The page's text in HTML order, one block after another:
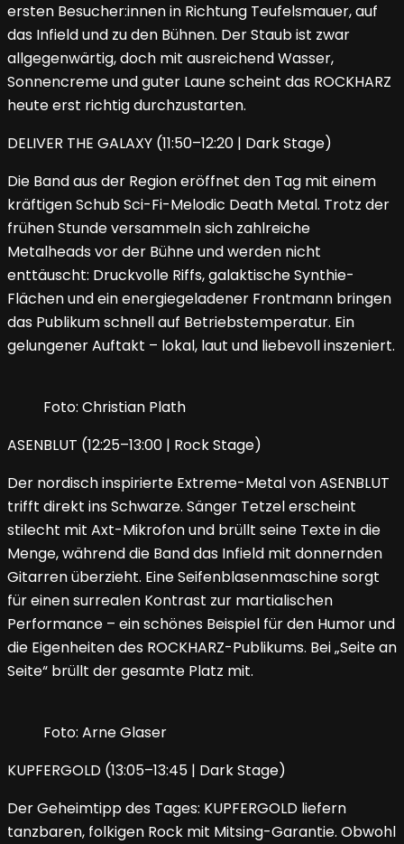
ersten Besucher:innen in Richtung Teufelsmauer, auf
das Infield und zu den Bühnen. Der Staub ist zwar
allgegenwärtig, doch mit ausreichend Wasser,
Sonnencreme und guter Laune scheint das ROCKHARZ
heute erst richtig durchzustarten.
DELIVER THE GALAXY (11:50–12:20 | Dark Stage)
Die Band aus der Region eröffnet den Tag mit einem
kräftigen Schub Sci-Fi-Melodic Death Metal. Trotz der
frühen Stunde versammeln sich zahlreiche
Metalheads vor der Bühne und werden nicht
enttäuscht: Druckvolle Riffs, galaktische Synthie-
Flächen und ein energiegeladener Frontmann bringen
das Publikum schnell auf Betriebstemperatur. Ein
gelungener Auftakt – lokal, laut und liebevoll inszeniert.
Foto: Christian Plath
ASENBLUT (12:25–13:00 | Rock Stage)
Der nordisch inspirierte Extreme-Metal von ASENBLUT
trifft direkt ins Schwarze. Sänger Tetzel erscheint
stilecht mit Axt-Mikrofon und brüllt seine Texte in die
Menge, während die Band das Infield mit donnernden
Gitarren überzieht. Eine Seifenblasenmaschine sorgt
für einen surrealen Kontrast zur martialischen
Performance – ein schönes Beispiel für den Humor und
die Eigenheiten des ROCKHARZ-Publikums. Bei „Seite an
Seite“ brüllt der gesamte Platz mit.
Foto: Arne Glaser
KUPFERGOLD (13:05–13:45 | Dark Stage)
Der Geheimtipp des Tages: KUPFERGOLD liefern
tanzbaren, folkigen Rock mit Mitsing-Garantie. Obwohl